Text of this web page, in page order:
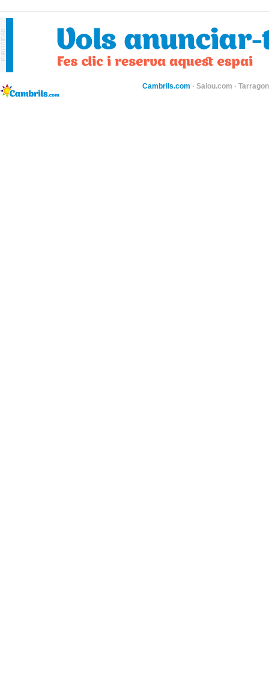
Cambrils.com · Salou.com ·